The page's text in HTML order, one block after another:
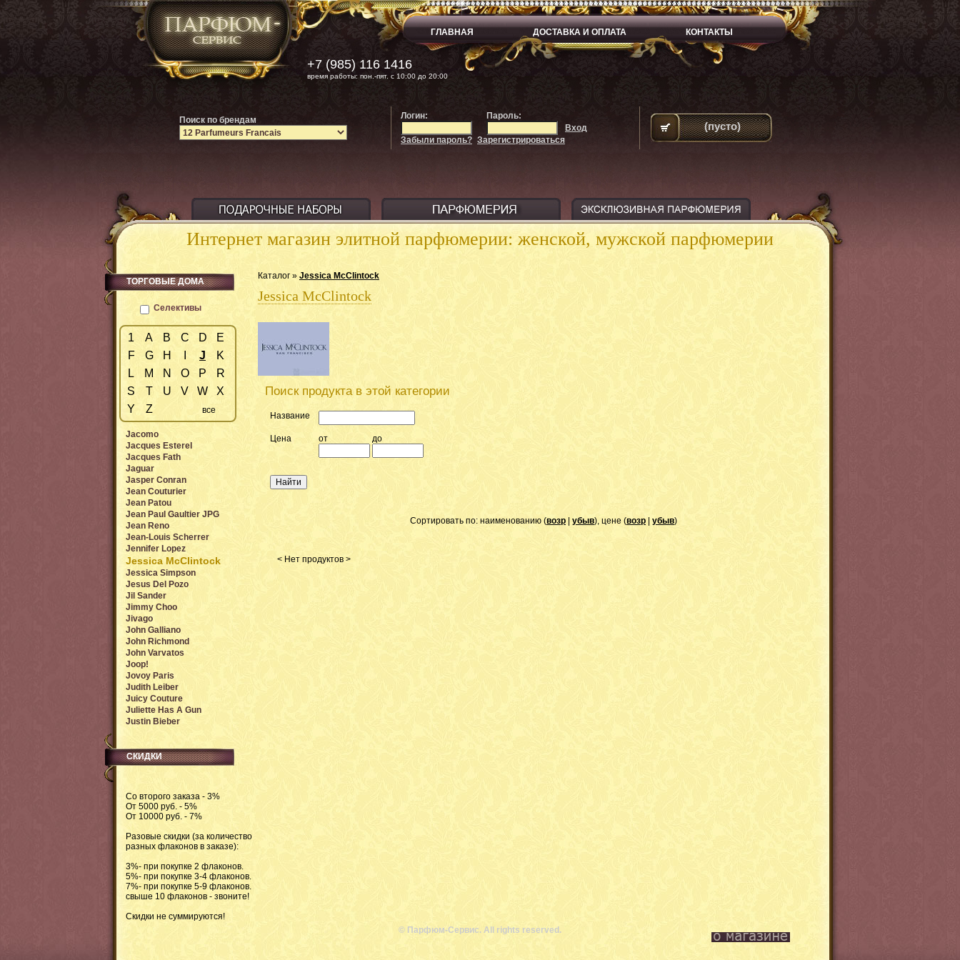
Интернет магазин элитной парфюмерии: женской, мужской парфюмерии
Каталог » Jessica McClintock
Jessica McClintock
Поиск продукта в этой категории
Название
Цена от до
Сортировать по: наименованию (возр убыв), цене (возр убыв)
< Нет продуктов >
ТОРГОВЫЕ ДОМА
Селективы
1 A B C D
E
F
G H J
K
L
M N O P
R
S
T U V W
X
Y
Z все
Jacomo
Jacques Esterel
Jacques Fath
Jaguar
Jasper Conran
Jean Couturier
Jean Patou
Jean Paul Gaultier JPG
Jean Reno
Jean-Louis Scherrer
Jennifer Lopez
Jessica McClintock
Jessica Simpson
Jesus Del Pozo
Jil Sander
Jimmy Choo
Jivago
John Galliano
John Richmond
John Varvatos
Joop!
Jovoy Paris
Judith Leiber
Juicy Couture
Juliette Has A Gun
Justin Bieber
СКИДКИ
Со второго заказа - 3%
От 5000 руб. - 5%
От 10000 руб. - 7%
Разовые скидки (за количество
разных флаконов в заказе):
3%- при покупке 2 флаконов.
5%- при покупке 3-4 флаконов.
7%- при покупке 5-9 флаконов.
свыше 10 флаконов - звоните!
Скидки не суммируются!
© Парфюм-Сервис. All rights reserved.
ГЛАВНАЯ ДОСТАВКА И ОПЛАТА КОНТАКТЫ
+7 (985) 116 1416
время работы: пон.-пят. с 10:00 до 20:00
Поиск по брендам Логин:
Пароль:
Вход
Забыли пароль? Зарегистрироваться
(пусто)